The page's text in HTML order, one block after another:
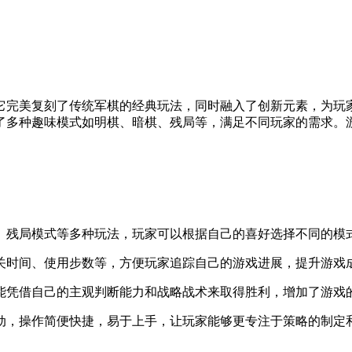
完美复刻了传统军棋的经典玩法，同时融入了创新元素，为
种趣味模式如明棋、暗棋、残局等，满足不同玩家的需求
局模式等多种玩法，玩家可以根据自己的喜好选择不同的
时间、使用步数等，方便玩家追踪自己的游戏进展，提升游戏
借自己的主观判断能力和战略战术来取得胜利，增加了游戏
操作简便快捷，易于上手，让玩家能够更专注于策略的制定